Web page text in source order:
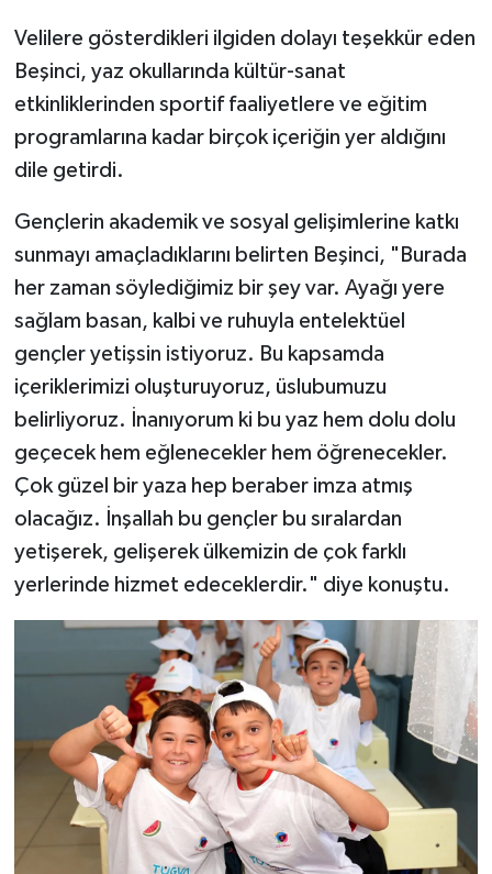
Velilere gösterdikleri ilgiden dolayı teşekkür eden
Beşinci, yaz okullarında kültür-sanat
etkinliklerinden sportif faaliyetlere ve eğitim
programlarına kadar birçok içeriğin yer aldığını
dile getirdi.
Gençlerin akademik ve sosyal gelişimlerine katkı
sunmayı amaçladıklarını belirten Beşinci, "Burada
her zaman söylediğimiz bir şey var. Ayağı yere
sağlam basan, kalbi ve ruhuyla entelektüel
gençler yetişsin istiyoruz. Bu kapsamda
içeriklerimizi oluşturuyoruz, üslubumuzu
belirliyoruz. İnanıyorum ki bu yaz hem dolu dolu
geçecek hem eğlenecekler hem öğrenecekler.
Çok güzel bir yaza hep beraber imza atmış
olacağız. İnşallah bu gençler bu sıralardan
yetişerek, gelişerek ülkemizin de çok farklı
yerlerinde hizmet edeceklerdir." diye konuştu.